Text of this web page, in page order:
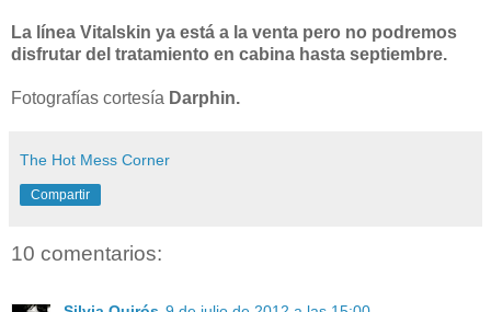
La línea Vitalskin ya está a la venta pero no podremos
disfrutar del tratamiento en cabina hasta septiembre.
Fotografías cortesía Darphin.
The Hot Mess Corner
Compartir
10 comentarios: